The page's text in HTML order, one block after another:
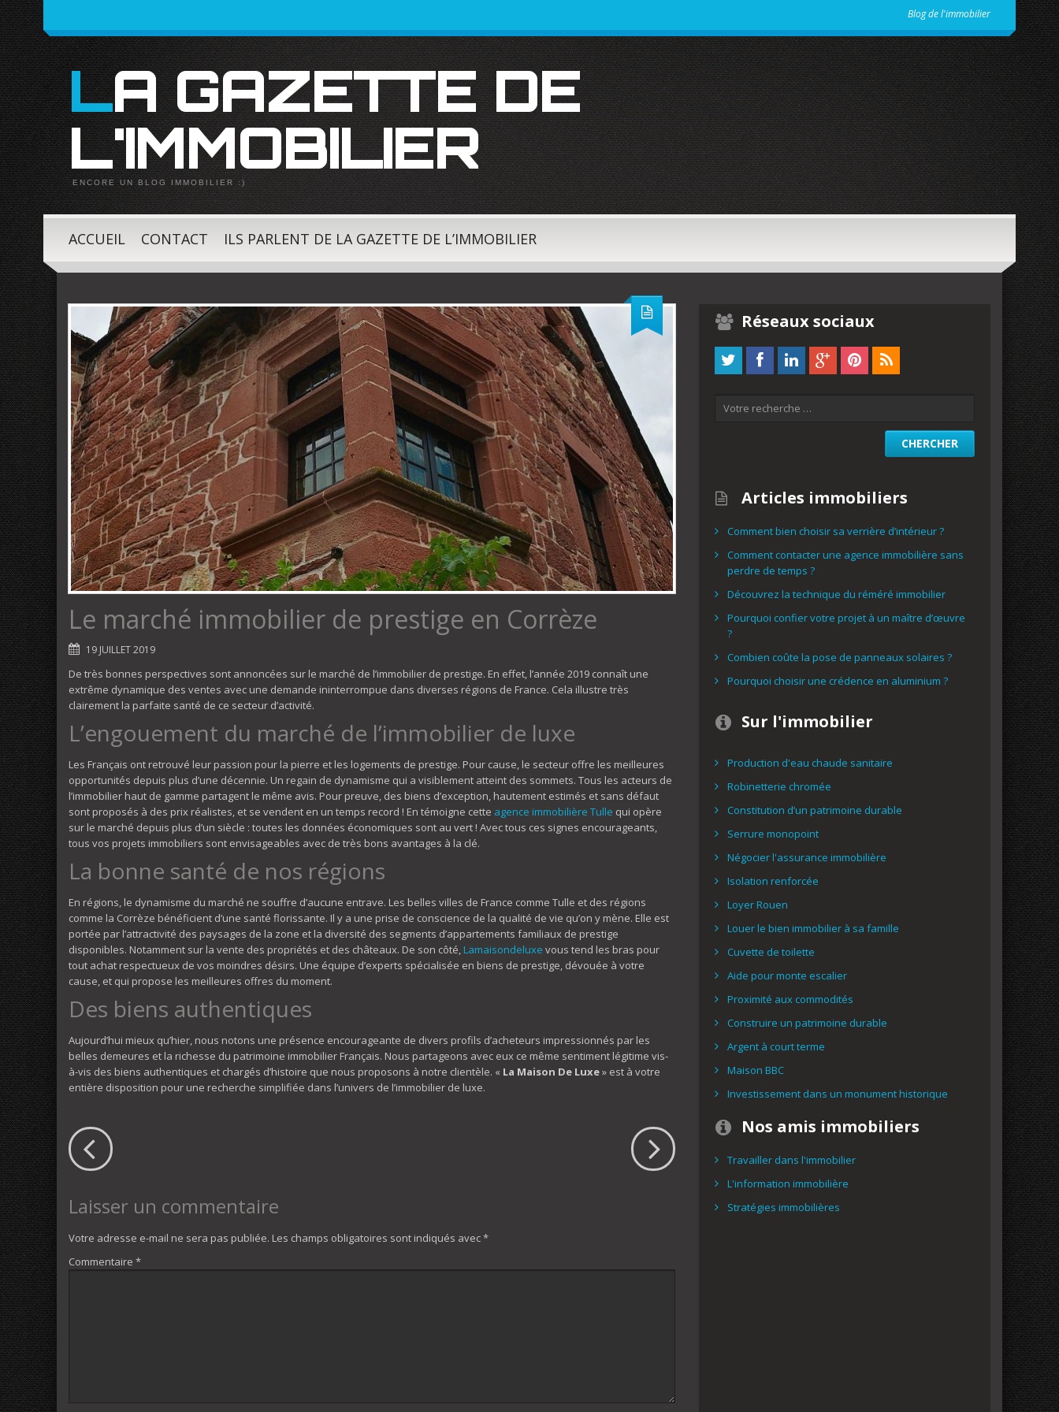
Blog de l'immobilier
LA GAZETTE DE
L'IMMOBILIER
ENCORE UN BLOG IMMOBILIER :)
ACCUEIL CONTACT ILS PARLENT DE LA GAZETTE DE L’IMMOBILIER
Le marché immobilier de prestige en Corrèze
19 JUILLET 2019
De très bonnes perspectives sont annoncées sur le marché de l’immobilier de prestige. En effet, l’année 2019 connaît une
extrême dynamique des ventes avec une demande ininterrompue dans diverses régions de France. Cela illustre très
clairement la parfaite santé de ce secteur d’activité.
L’engouement du marché de l’immobilier de luxe
Les Français ont retrouvé leur passion pour la pierre et les logements de prestige. Pour cause, le secteur offre les meilleures
opportunités depuis plus d’une décennie. Un regain de dynamisme qui a visiblement atteint des sommets. Tous les acteurs de
l’immobilier haut de gamme partagent le même avis. Pour preuve, des biens d’exception, hautement estimés et sans défaut
sont proposés à des prix réalistes, et se vendent en un temps record ! En témoigne cette agence immobilière Tulle qui opère
sur le marché depuis plus d’un siècle : toutes les données économiques sont au vert ! Avec tous ces signes encourageants,
tous vos projets immobiliers sont envisageables avec de très bons avantages à la clé.
La bonne santé de nos régions
En régions, le dynamisme du marché ne souffre d’aucune entrave. Les belles villes de France comme Tulle et des régions
comme la Corrèze bénéficient d’une santé florissante. Il y a une prise de conscience de la qualité de vie qu’on y mène. Elle est
portée par l’attractivité des paysages de la zone et la diversité des segments d’appartements familiaux de prestige
disponibles. Notamment sur la vente des propriétés et des châteaux. De son côté, Lamaisondeluxe vous tend les bras pour
tout achat respectueux de vos moindres désirs. Une équipe d’experts spécialisée en biens de prestige, dévouée à votre
cause, et qui propose les meilleures offres du moment.
Des biens authentiques
Aujourd’hui mieux qu’hier, nous notons une présence encourageante de divers profils d’acheteurs impressionnés par les
belles demeures et la richesse du patrimoine immobilier Français. Nous partageons avec eux ce même sentiment légitime vis-
à-vis des biens authentiques et chargés d’histoire que nous proposons à notre clientèle. « La Maison De Luxe» est à votre
entière disposition pour une recherche simplifiée dans l’univers de l’immobilier de luxe.
Laisser un commentaire
Votre adresse e-mail ne sera pas publiée. Les champs obligatoires sont indiqués avec*
Commentaire *
Réseaux sociaux
Articles immobiliers
Comment bien choisir sa verrière d’intérieur ?
Comment contacter une agence immobilière sans
perdre de temps ?
Découvrez la technique du réméré immobilier
Pourquoi confier votre projet à un maître d’œuvre
?
Combien coûte la pose de panneaux solaires ?
Pourquoi choisir une crédence en aluminium ?
Sur l'immobilier
Production d'eau chaude sanitaire
Robinetterie chromée
Constitution d’un patrimoine durable
Serrure monopoint
Négocier l'assurance immobilière
Isolation renforcée
Loyer Rouen
Louer le bien immobilier à sa famille
Cuvette de toilette
Aide pour monte escalier
Proximité aux commodités
Construire un patrimoine durable
Argent à court terme
Maison BBC
Investissement dans un monument historique
Nos amis immobiliers
Travailler dans l'immobilier
L'information immobilière
Stratégies immobilières